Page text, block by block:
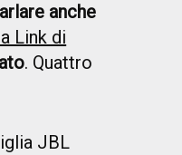
anche
Link di
. Quattro
JBL